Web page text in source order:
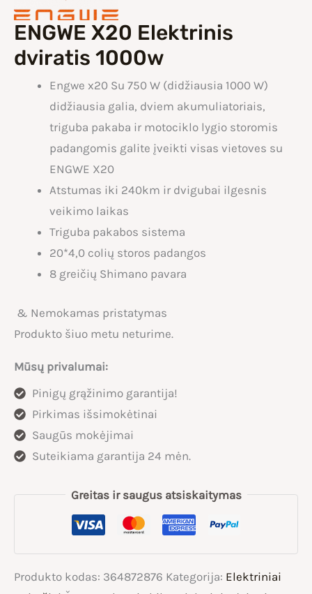
ENGWE X20 Elektrinis
dviratis 1000w
Engwe x20 Su 750 W (didžiausia 1000 W)
didžiausia galia, dviem akumuliatoriais,
triguba pakaba ir motociklo lygio storomis
padangomis galite įveikti visas vietoves su
ENGWE X20
Atstumas iki 240km ir dvigubai ilgesnis
veikimo laikas
Triguba pakabos sistema
20*4,0 colių storos padangos
8 greičių Shimano pavara
& Nemokamas pristatymas
Produkto šiuo metu neturime.
Mūsų privalumai:
Pinigų grąžinimo garantija!
Pirkimas išsimokėtinai
Saugūs mokėjimai
Suteikiama garantija 24 mėn.
Greitas ir saugus atsiskaitymas
Produkto kodas: 364872876 Kategorija: Elektriniai